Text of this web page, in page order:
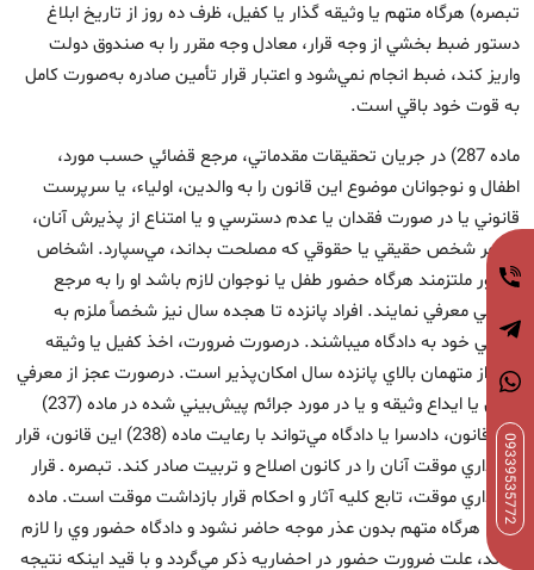
تبصره) هرگاه متهم يا وثيقه‏ گذار يا كفيل، ظرف ده روز از تاريخ ابلاغ
دستور ضبط بخشي از وجه قرار، معادل وجه مقرر را به صندوق دولت
واريز كند، ضبط انجام نمي‌شود و اعتبار قرار تأمين صادره به‌صورت كامل
به قوت خود باقي است.
ماده 287) در جريان تحقيقات مقدماتي، مرجع قضائي حسب مورد،
اطفال و نوجوانان موضوع اين قانون را به والدين، اولياء، يا سرپرست
قانوني يا در صورت فقدان يا عدم دسترسي و يا امتناع از پذيرش آنان،
به هر شخص حقيقي يا حقوقي كه مصلحت بداند، مي‌سپارد. اشخاص
مذكور ملتزمند هرگاه حضور طفل يا نوجوان لازم باشد او را به مرجع
قضائي معرفي نمايند. افراد پانزده تا هجده سال نيز شخصاً ملزم به
معرفي خود به دادگاه ميباشند. درصورت ضرورت، اخذ كفيل يا وثيقه
تنها از متهمان بالاي پانزده سال امكان‌پذير است. درصورت عجز از معرفي
كفيل يا ايداع وثيقه و يا در مورد جرائم پيش‌بيني شده در ماده (237)
اين قانون، دادسرا يا دادگاه مي‌تواند با رعايت ماده (238) اين قانون، قرار
نگهداري موقت آنان را در کانون اصلاح و تربيت صادر کند. تبصره ـ قرار
نگهداري موقت، تابع كليه آثار و احكام قرار بازداشت موقت است. ماده
345) هرگاه متهم بدون عذر موجه حاضر نشود و دادگاه حضور وي را لازم
بداند، علت ضرورت حضور در احضاريه ذكر مي‌گردد و با قيد اينكه نتيجه
09339535772